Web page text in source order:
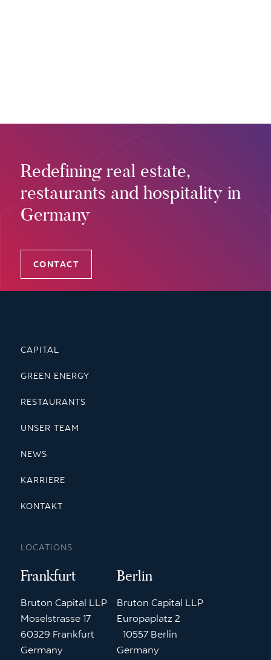
Redefining real estate,
restaurants and hospitality in
Germany
CONTACT
CAPITAL
GREEN ENERGY
RESTAURANTS
UNSER TEAM
NEWS
KARRIERE
KONTAKT
LOCATIONS
Frankfurt
Bruton Capital LLP
Moselstrasse 17
60329 Frankfurt
Germany
Berlin
Bruton Capital LLP
Europaplatz 2
10557 Berlin
Germany